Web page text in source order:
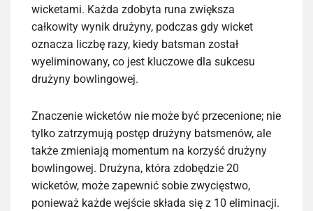
wicketami. Każda zdobyta runa zwiększa
całkowity wynik drużyny, podczas gdy wicket
oznacza liczbę razy, kiedy batsman został
wyeliminowany, co jest kluczowe dla sukcesu
drużyny bowlingowej.
Znaczenie wicketów nie może być przecenione; nie
tylko zatrzymują postęp drużyny batsmenów, ale
także zmieniają momentum na korzyść drużyny
bowlingowej. Drużyna, która zdobędzie 20
wicketów, może zapewnić sobie zwycięstwo,
ponieważ każde wejście składa się z 10 eliminacji.